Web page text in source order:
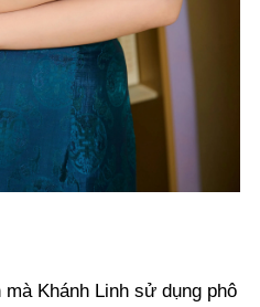
Khánh Linh sử dụng phô